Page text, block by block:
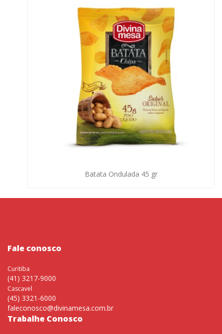
Batata Ondulada 45 gr
Fale conosco
Curitiba
(41) 3217-9000
Cascavel
(45) 3321-6000
faleconosco@divinamesa.com.br
Trabalhe Conosco